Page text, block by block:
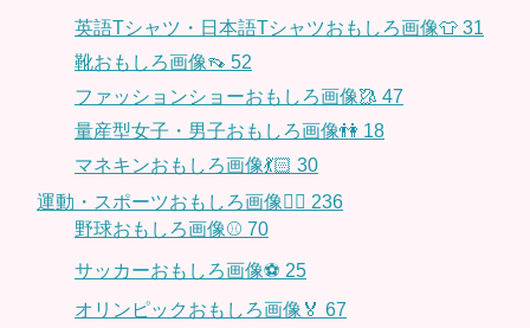
英語Tシャツ・日本語Tシャツおもしろ画像👕 31
靴おもしろ画像👡 52
ファッションショーおもしろ画像🥻 47
量産型女子・男子おもしろ画像👫 18
マネキンおもしろ画像💃🏻 30
運動・スポーツおもしろ画像🏃‍♂️ 236
野球おもしろ画像⚾ 70
サッカーおもしろ画像⚽️ 25
オリンピックおもしろ画像🏅 67